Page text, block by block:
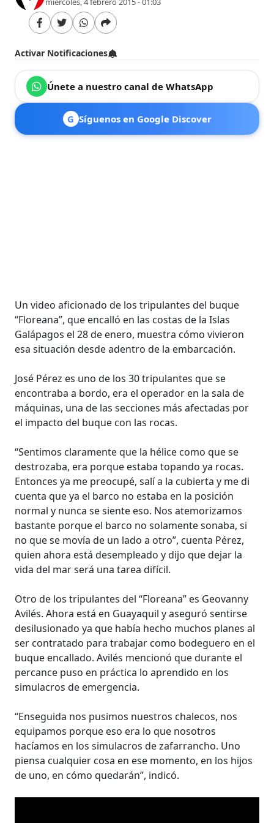
Activar Notificaciones
Únete a nuestro canal de WhatsApp
G Síguenos en Google Discover
Un video aficionado de los tripulantes del buque
“Floreana”, que encalló en las costas de la Islas
Galápagos el 28 de enero, muestra cómo vivieron
esa situación desde adentro de la embarcación.
José Pérez es uno de los 30 tripulantes que se
encontraba a bordo, era el operador en la sala de
máquinas, una de las secciones más afectadas por
el impacto del buque con las rocas.
“Sentimos claramente que la hélice como que se
destrozaba, era porque estaba topando ya rocas.
Entonces ya me preocupé, salí a la cubierta y me di
cuenta que ya el barco no estaba en la posición
normal y nunca se siente eso. Nos atemorizamos
bastante porque el barco no solamente sonaba, si
no que se movía de un lado a otro”, cuenta Pérez,
quien ahora está desempleado y dijo que dejar la
vida del mar será una tarea difícil.
Otro de los tripulantes del “Floreana” es Geovanny
Avilés. Ahora está en Guayaquil y aseguró sentirse
desilusionado ya que había hecho muchos planes al
ser contratado para trabajar como bodeguero en el
buque encallado. Avilés mencionó que durante el
percance puso en práctica lo aprendido en los
simulacros de emergencia.
“Enseguida nos pusimos nuestros chalecos, nos
equipamos porque eso era lo que nosotros
hacíamos en los simulacros de zafarrancho. Uno
piensa cualquier cosa en ese momento, en los hijos
de uno, en cómo quedarán”, indicó.